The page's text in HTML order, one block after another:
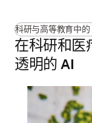
科研与高等教育中的
在科研和医
透明的 AI